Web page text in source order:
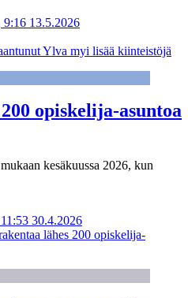
9:16 13.5.2026
Ylva myi lisää kiinteistöjä
opiskelija-asuntoa
kesäkuussa 2026, kun
30.4.2026
lähes 200 opiskelija-